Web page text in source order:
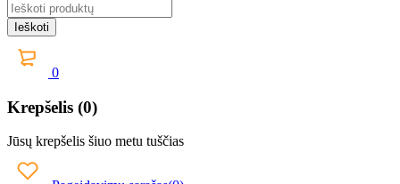
0
Krepšelis (0)
Jūsų krepšelis šiuo metu tuščias